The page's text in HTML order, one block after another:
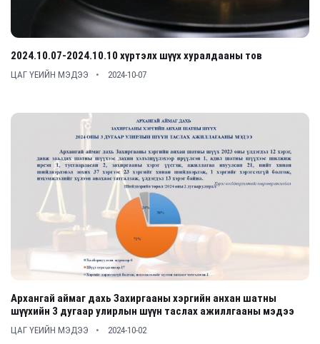
2024.10.07-2024.10.10 хүртэлх шүүх хуралдааны тов
ЦАГ ҮЕИЙН МЭДЭЭ 2024-10-07
Архангай аймаг дахь Захиргааны хэргийн анхан шатны
шүүхийн 3 дугаар улирлын шүүн таслах ажиллгааны мэдээ
ЦАГ ҮЕИЙН МЭДЭЭ 2024-10-02